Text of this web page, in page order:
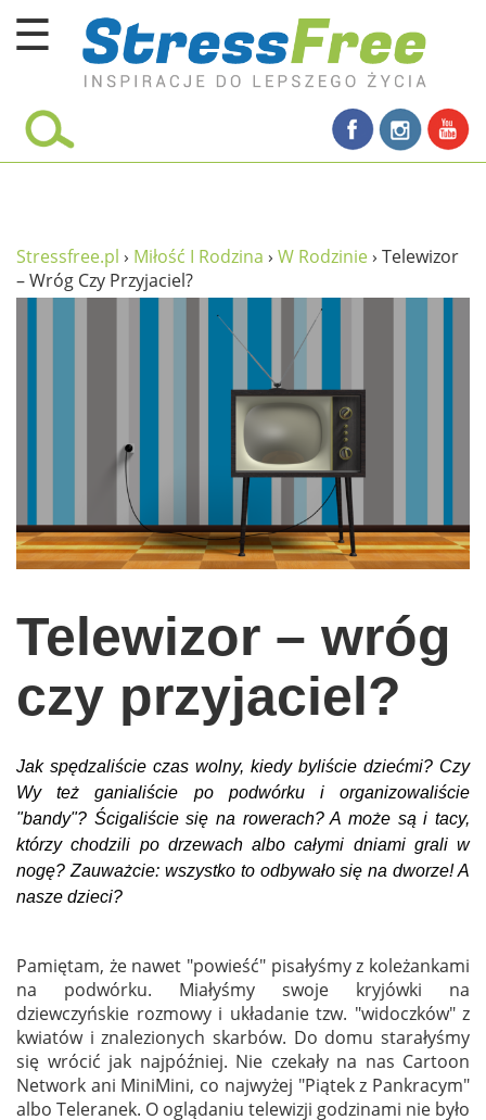
☰
Kursy online
umysł
proste życie
miłość i rodzina
w rodzinie
wychowanie dzieci
edukacja
Odżywianie
sposób na życie
zrób to sam
EKO – Styl
kuchnia
praca
Stressfree.pl › Miłość I Rodzina › W Rodzinie› Telewizor
– Wróg Czy Przyjaciel?
Telewizor – wróg
czy przyjaciel?
Jak spędzaliście czas wolny, kiedy byliście dziećmi? Czy
Wy też ganialiście po podwórku i organizowaliście
"bandy"? Ścigaliście się na rowerach? A może są i tacy,
którzy chodzili po drzewach albo całymi dniami grali w
nogę? Zauważcie: wszystko to odbywało się na dworze! A
nasze dzieci?
Pamiętam, że nawet "powieść" pisałyśmy z koleżankami
na podwórku. Miałyśmy swoje kryjówki na
dziewczyńskie rozmowy i układanie tzw. "widoczków" z
kwiatów i znalezionych skarbów. Do domu starałyśmy
się wrócić jak najpóźniej. Nie czekały na nas Cartoon
Network ani MiniMini, co najwyżej "Piątek z Pankracym"
albo Teleranek. O oglądaniu telewizji godzinami nie było